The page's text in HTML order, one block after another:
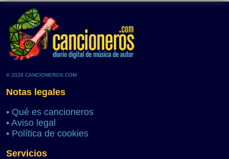
© 2026 CANCIONEROS.COM
Notas legales
• Qué es cancioneros
• Aviso legal
• Política de cookies
Servicios